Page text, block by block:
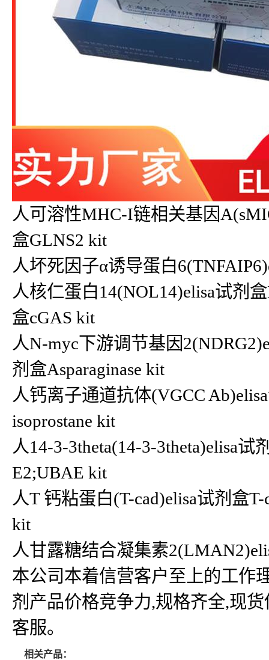
人可溶性MHC-I链相关基因
盒GLNS2 kit
人坏死因子α诱导蛋白
人核仁蛋白14(NOL14)elisa试剂
盒cGAS kit
人N-myc下游调节基因
剂盒Asparaginase kit
人钙离子通道抗体(VGCC
isoprostane kit
人14-3-3theta(14-3-3theta)elisa
E2;UBAE kit
人T 钙粘蛋白(T-cad)elisa试剂盒
kit
人甘露糖结合凝集素
本公司本着信营客户至上的工作
剂产品价格竞争力,规格齐全,现
客服。
相关产品：